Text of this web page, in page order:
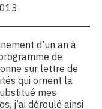
d’un an à
de
sur lettre de
qui ornent la
mes
j’ai déroulé ainsi